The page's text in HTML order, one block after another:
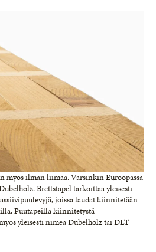
myös ilman liimaa. Varsinkin Euroopassa
Brettstapel tarkoittaa yleisesti
joissa laudat kiinnitetään
Puutapeilla kiinnitetystä
yleisesti nimeä Dübelholz tai DLT